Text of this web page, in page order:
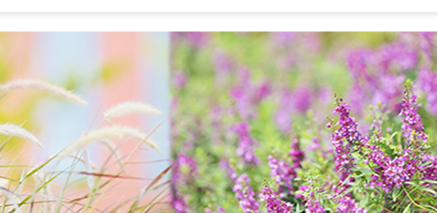
学术团队
学术活动
信息公告
文件汇编
信息公告
教研动态
学籍管理
实践教学
对外交流
信息公告
招生工作
培养工作
毕业学位
政策文件
党委概况
党建工作
文件汇编
团学通知
团学新闻